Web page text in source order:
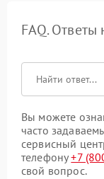
FAQ.
Вы можете
часто
сервисный
телефону+7
свой вопрос.